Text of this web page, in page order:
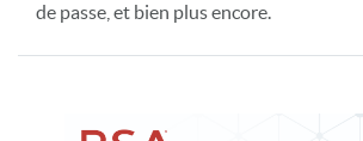
de passe, et bien plus encore.